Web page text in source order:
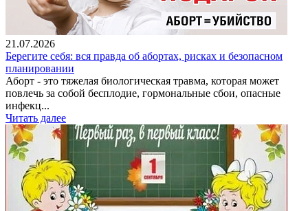
21.07.2026
Берегите себя: вся правда об абортах, рисках и безопасном
планировании
Аборт - это тяжелая биологическая травма, которая может
повлечь за собой бесплодие, гормональные сбои, опасные
инфекц...
Читать далее